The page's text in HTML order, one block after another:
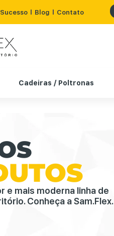
Blog Contato
Cadeiras / Poltronas
e mais moderna linha de
Conheça a Sam.Flex.